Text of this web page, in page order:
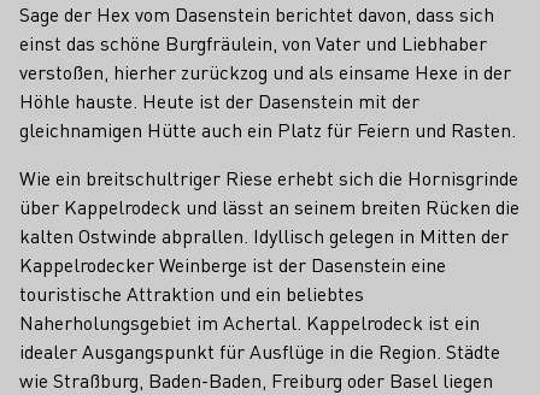
Sage der Hex vom Dasenstein berichtet davon, dass sich
einst das schöne Burgfräulein, von Vater und Liebhaber
verstoßen, hierher zurückzog und als einsame Hexe in der
Höhle hauste. Heute ist der Dasenstein mit der
gleichnamigen Hütte auch ein Platz für Feiern und Rasten.
Wie ein breitschultriger Riese erhebt sich die Hornisgrinde
über Kappelrodeck und lässt an seinem breiten Rücken die
kalten Ostwinde abprallen. Idyllisch gelegen in Mitten der
Kappelrodecker Weinberge ist der Dasenstein eine
touristische Attraktion und ein beliebtes
Naherholungsgebiet im Achertal. Kappelrodeck ist ein
idealer Ausgangspunkt für Ausflüge in die Region. Städte
wie Straßburg, Baden-Baden, Freiburg oder Basel liegen